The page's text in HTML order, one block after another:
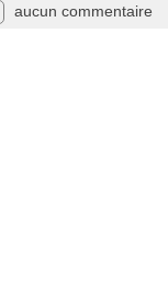
aucun commentaire